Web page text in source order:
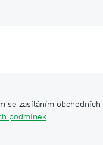
se zasíláním
podmínek